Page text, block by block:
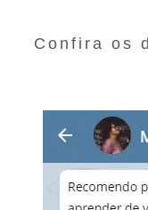
Confira os